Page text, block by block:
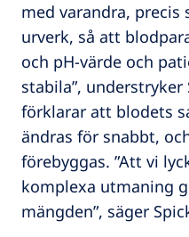
med varandra,
urverk, så att
och pH-värde och
stabila”, understryker
förklarar att blodets
ändras för snabbt,
förebyggas. ”Att vi
komplexa utmaning
mängden”, säger